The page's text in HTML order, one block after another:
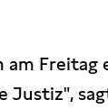
Justiz",